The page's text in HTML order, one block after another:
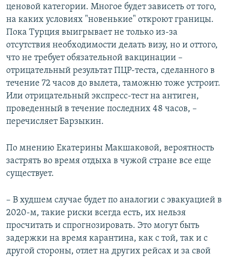
ценовой категории. Многое будет зависеть от того,
на каких условиях "новенькие" откроют границы.
Пока Турция выигрывает не только из-за
отсутствия необходимости делать визу, но и оттого,
что не требует обязательной вакцинации –
отрицательный результат ПЦР-теста, сделанного в
течение 72 часов до вылета, таможню тоже устроит.
Или отрицательный экспресс-тест на антиген,
проведенный в течение последних 48 часов, –
перечисляет Барзыкин.
По мнению Екатерины Макшаковой, вероятность
застрять во время отдыха в чужой стране все еще
существует.
– В худшем случае будет по аналогии с эвакуацией в
2020-м, такие риски всегда есть, их нельзя
просчитать и спрогнозировать. Это могут быть
задержки на время карантина, как с той, так и с
другой стороны, отлет на других рейсах и за свой